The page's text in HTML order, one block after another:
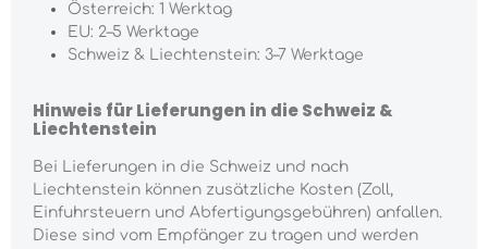
Österreich: 1 Werktag
EU: 2–5 Werktage
Schweiz & Liechtenstein: 3–7 Werktage
Hinweis für Lieferungen in die Schweiz &
Liechtenstein
Bei Lieferungen in die Schweiz und nach
Liechtenstein können zusätzliche Kosten (Zoll,
Einfuhrsteuern und Abfertigungsgebühren) anfallen.
Diese sind vom Empfänger zu tragen und werden